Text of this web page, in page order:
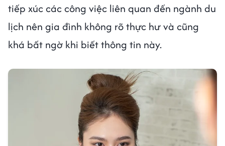
tiếp xúc các công việc liên quan đến ngành du
lịch nên gia đình không rõ thực hư và cũng
khá bất ngờ khi biết thông tin này.